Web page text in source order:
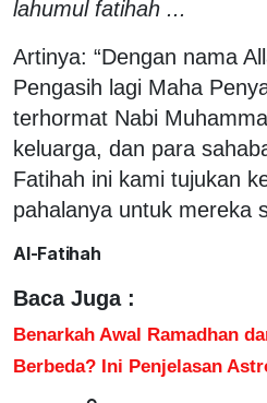
lahumul fatihah ...
Artinya: “Dengan nama
Pengasih lagi Maha
terhormat Nabi
keluarga, dan para
Fatihah ini kami tujukan
pahalanya untuk mereka
Al-Fatihah
Baca Juga :
Benarkah Awal Ramadhan
Berbeda? Ini Penjelasan